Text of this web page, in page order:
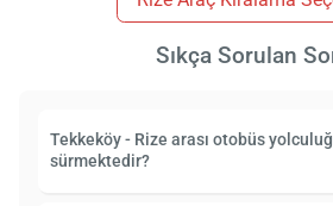
Sıkça Sorulan
Tekkeköy - Rize arası otobüs
sürmektedir?